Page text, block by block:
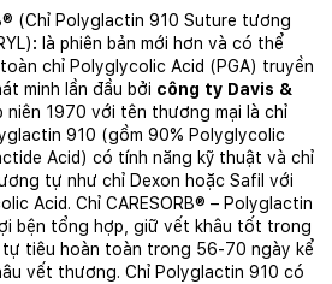
(Chỉ Polyglactin 910 Suture tương
: là phiên bản mới hơn và có thể
chỉ Polyglycolic Acid (PGA) truyền
minh lần đầu bởi công ty Davis &
niên 1970 với tên thương mại là chỉ
910 (gồm 90% Polyglycolic
Acid) có tính năng kỹ thuật và chỉ
tự như chỉ Dexon hoặc Safil với
Acid. Chỉ CARESORB® – Polyglactin
bện tổng hợp, giữ vết khâu tốt trong
tiêu hoàn toàn trong 56-70 ngày kể
vết thương. Chỉ Polyglactin 910 có